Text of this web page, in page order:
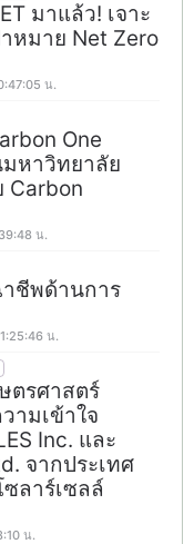
มาแล้ว! เจาะ
หมาย Net Zero
น.
One
หาวิทยาลัย
Carbon
น.
ชีพด้านการ
น.
ตรศาสตร์
ามเข้าใจ
Inc. และ
จากประเทศ
ลาร์เซลล์
น.